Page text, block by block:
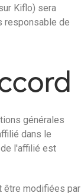
Kiflo) sera
responsable de
générales
dans le
l'affilié est
être modifiées par